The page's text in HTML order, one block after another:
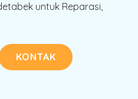
untuk Reparasi,
KONTAK